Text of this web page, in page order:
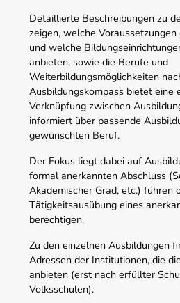
Detaillierte Beschreibungen zu
zeigen, welche
und welche
anbieten, sowie die Berufe und
Weiterbildungsmöglichkeiten
Ausbildungskompass bietet eine
Verknüpfung zwischen
informiert über passende
gewünschten Beruf.
Der Fokus liegt dabei auf
formal anerkannten Abschluss
Akademischer Grad, etc.) führen
Tätigkeitsausübung eines
berechtigen.
Zu den einzelnen Ausbildungen
Adressen der Institutionen, die
anbieten (erst nach erfüllter
Volksschulen).